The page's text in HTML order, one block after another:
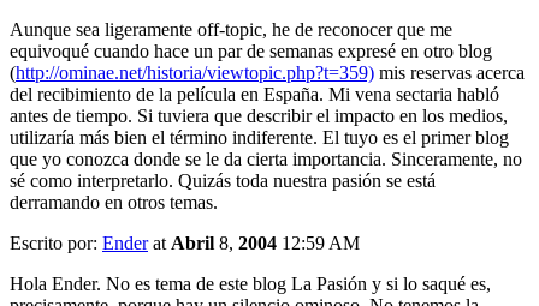
Aunque sea ligeramente off-topic, he de reconocer que me
equivoqué cuando hace un par de semanas expresé en otro blog
(http://ominae.net/historia/viewtopic.php?t=359) mis reservas acerca
del recibimiento de la película en España. Mi vena sectaria habló
antes de tiempo. Si tuviera que describir el impacto en los medios,
utilizaría más bien el término indiferente. El tuyo es el primer blog
que yo conozca donde se le da cierta importancia. Sinceramente, no
sé como interpretarlo. Quizás toda nuestra pasión se está
derramando en otros temas.
Escrito por: Enderat Abril 8, 2004 12:59 AM
Hola Ender. No es tema de este blog La Pasión y si lo saqué es,